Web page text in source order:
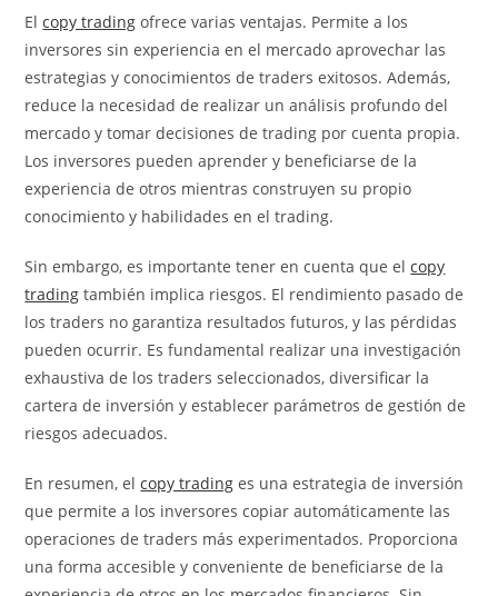
Elcopy trading ofrece varias ventajas. Permite a los
inversores sin experiencia en el mercado aprovechar las
estrategias y conocimientos de traders exitosos. Además,
reduce la necesidad de realizar un análisis profundo del
mercado y tomar decisiones de trading por cuenta propia.
Los inversores pueden aprender y beneficiarse de la
experiencia de otros mientras construyen su propio
conocimiento y habilidades en el trading.
Sin embargo, es importante tener en cuenta que elcopy
trading también implica riesgos. El rendimiento pasado de
los traders no garantiza resultados futuros, y las pérdidas
pueden ocurrir. Es fundamental realizar una investigación
exhaustiva de los traders seleccionados, diversificar la
cartera de inversión y establecer parámetros de gestión de
riesgos adecuados.
En resumen, elcopy trading es una estrategia de inversión
que permite a los inversores copiar automáticamente las
operaciones de traders más experimentados. Proporciona
una forma accesible y conveniente de beneficiarse de la